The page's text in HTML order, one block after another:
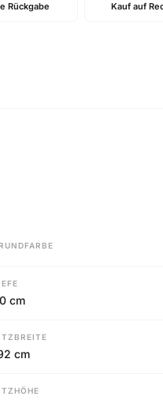
Rückgabe Kauf auf
cm
cm